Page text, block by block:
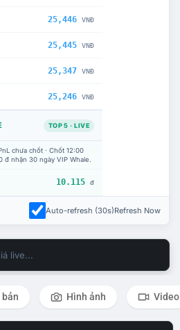
25,446 VNĐ
25,445 VNĐ
25,347 VNĐ
25,246 VNĐ
TOP 5 · LIVE
chưa chốt · Chốt 12:00
đ nhận 30 ngày VIP Whale.
10.115 đ
Auto-refresh (30s)Refresh Now
live...
bản Hình ảnh Video